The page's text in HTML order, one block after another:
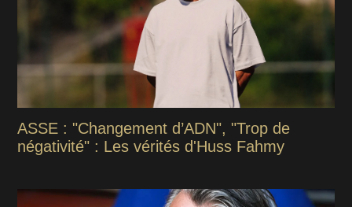
ASSE : "Changement d’ADN", "Trop de
négativité" : Les vérités d'Huss Fahmy